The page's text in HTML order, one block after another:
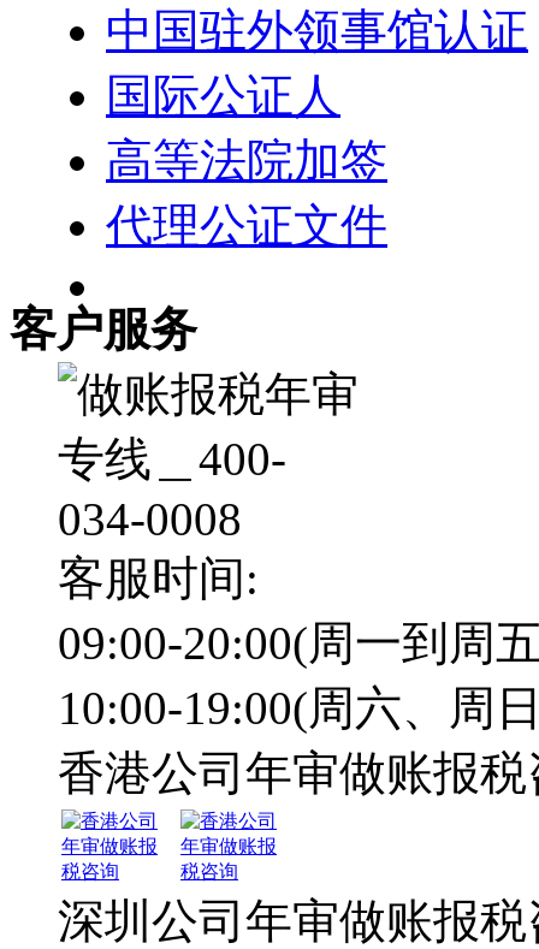
中国驻外领事馆认证
国际公证人
高等法院加签
代理公证文件
客户服务
客服时间:
09:00-20:00(周一到周
10:00-19:00(周六、周
香港公司年审做账报税
深圳公司年审做账报税